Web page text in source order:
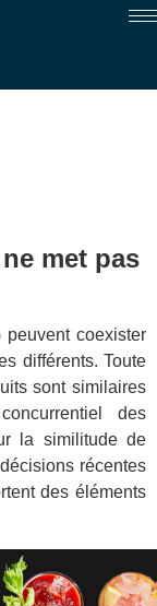
met pas
coexister
différents. Toute
sont similaires
des
la similitude de
récentes
des éléments